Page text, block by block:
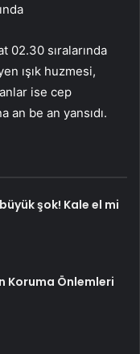
02.30 sıralarında
ışık huzmesi,
ise cep
an be an yansıdı.
şok! Kale el mi
Koruma Önlemleri